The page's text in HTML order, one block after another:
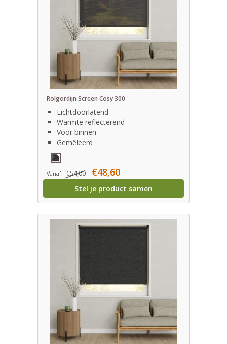
Rolgordijn Screen Cosy 300
Lichtdoorlatend
Warmte reflecterend
Voor binnen
Gemêleerd
Vanaf: €54,00 €48,60
Stel je product samen